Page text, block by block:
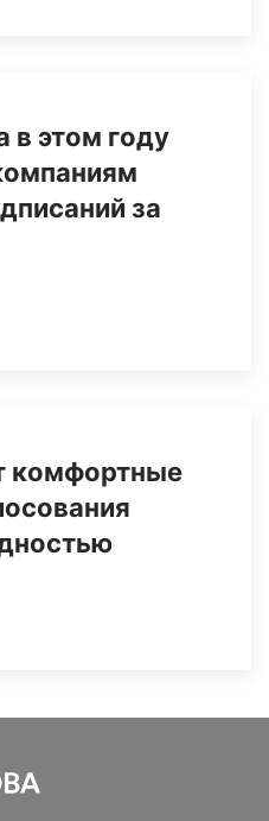
в этом году
за
комфортные